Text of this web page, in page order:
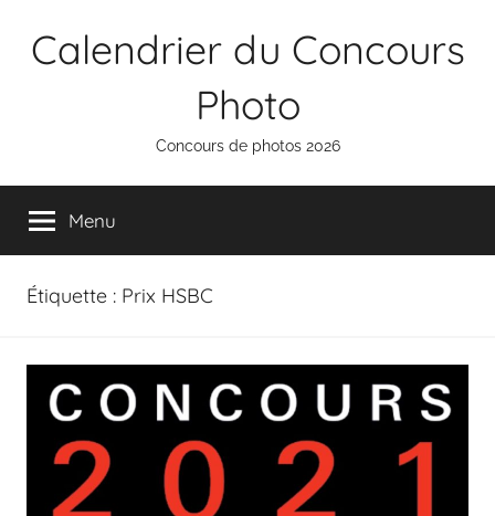
Calendrier du Concours
Photo
Concours de photos 2026
Menu
Étiquette : Prix HSBC